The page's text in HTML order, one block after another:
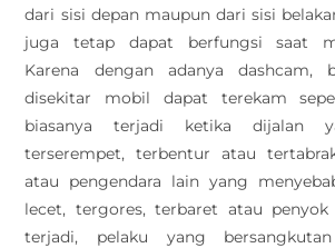
dari sisi depan maupun dari sisi
juga tetap dapat berfungsi saat
Karena dengan adanya dashcam,
disekitar mobil dapat terekam
biasanya terjadi ketika dijalan
terserempet, terbentur atau
atau pengendara lain yang
lecet, tergores, terbaret atau
terjadi, pelaku yang